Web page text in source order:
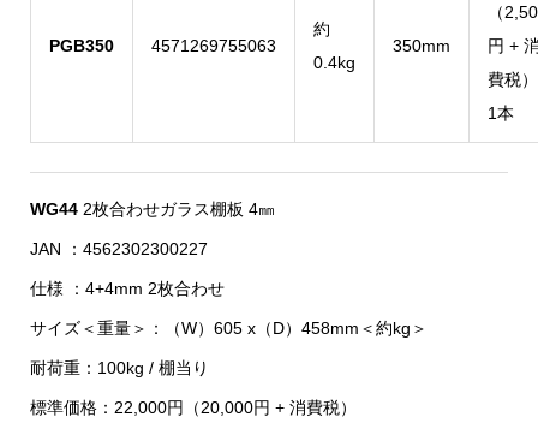
PGB350 4571269755063
約
0.4kg
350mm
（
円 +
費税
1本
WG442枚合わせガラス棚板 4㎜
JAN ：4562302300227
仕様 ：4+4mm 2枚合わせ
サイズ＜重量＞：（W）605 x（D）458mm＜約kg＞
耐荷重：100kg / 棚当り
標準価格：22,000円（20,000円 + 消費税）